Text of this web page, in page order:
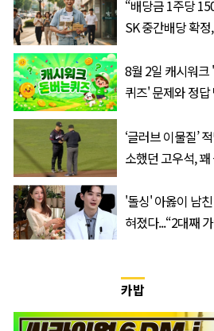
“배당금 1주당
SK 중간배당 확
8월 2일 캐시워크
퀴즈' 문제와 정답
‘글러브 이물질’
소했던 고우석,
'돌싱' 아옳이 남
혀졌다...“2대째
카밥